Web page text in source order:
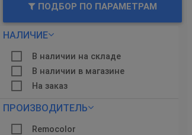
ПОДБОР ПО ПАРАМЕТРАМ
НАЛИЧИЕ
В наличии на складе
В наличии в магазине
На заказ
ПРОИЗВОДИТЕЛЬ
Remocolor